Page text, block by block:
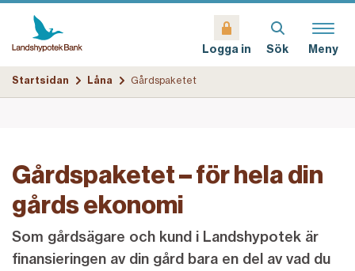
Logga in Sök Meny
Startsidan Låna Gårdspaketet
Gårdspaketet – för hela din
gårds ekonomi
Som gårdsägare och kund i Landshypotek är
finansieringen av din gård bara en del av vad du